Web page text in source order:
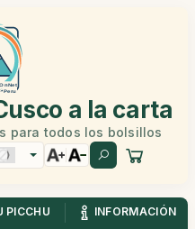
a la carta
para todos los bolsillos
PICCHU
INFORMACIÓN